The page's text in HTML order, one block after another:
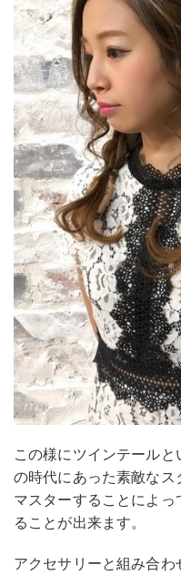
この様にツインテール
の時代にあった素敵な
マスターすることによ
ることが出来ます。
アクセサリーと組み合